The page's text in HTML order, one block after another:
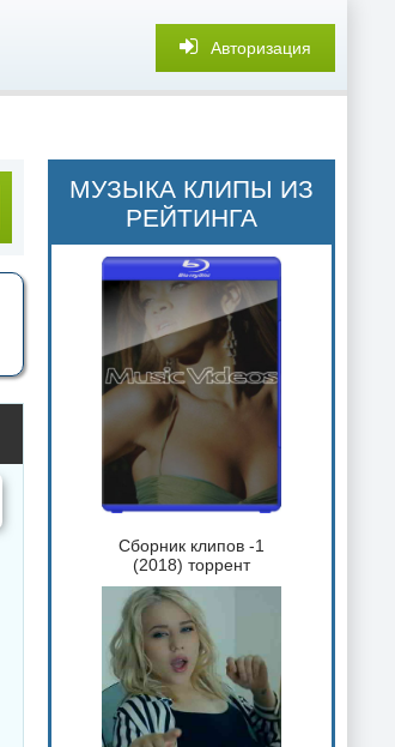
Авторизация
МУЗЫКА КЛИПЫ ИЗ
РЕЙТИНГА
Сборник клипов -1
(2018) торрент